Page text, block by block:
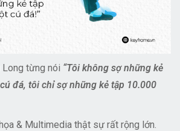
Long từng nói “Tôi không sợ những kẻ
đá, tôi chỉ sợ những kẻ tập 10.000
& Multimedia thật sự rất rộng lớn.